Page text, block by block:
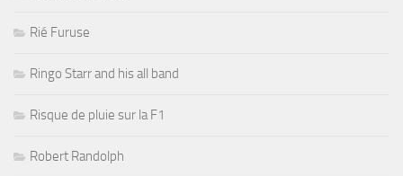
Rié Furuse
Ringo Starr and his all band
Risque de pluie sur la F1
Robert Randolph